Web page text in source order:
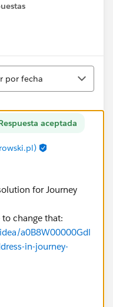
por fecha
aceptada
for Journey
change that:
a0B8W00000Gdl
in-journey-